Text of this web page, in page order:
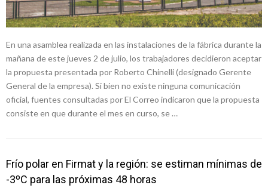
En una asamblea realizada en las instalaciones de la fábrica durante la
mañana de este jueves 2 de julio, los trabajadores decidieron aceptar
la propuesta presentada por Roberto Chinelli (designado Gerente
General de la empresa). Si bien no existe ninguna comunicación
oficial, fuentes consultadas por El Correo indicaron que la propuesta
consiste en que durante el mes en curso, se …
Frío polar en Firmat y la región: se estiman mínimas de
-3ºC para las próximas 48 horas